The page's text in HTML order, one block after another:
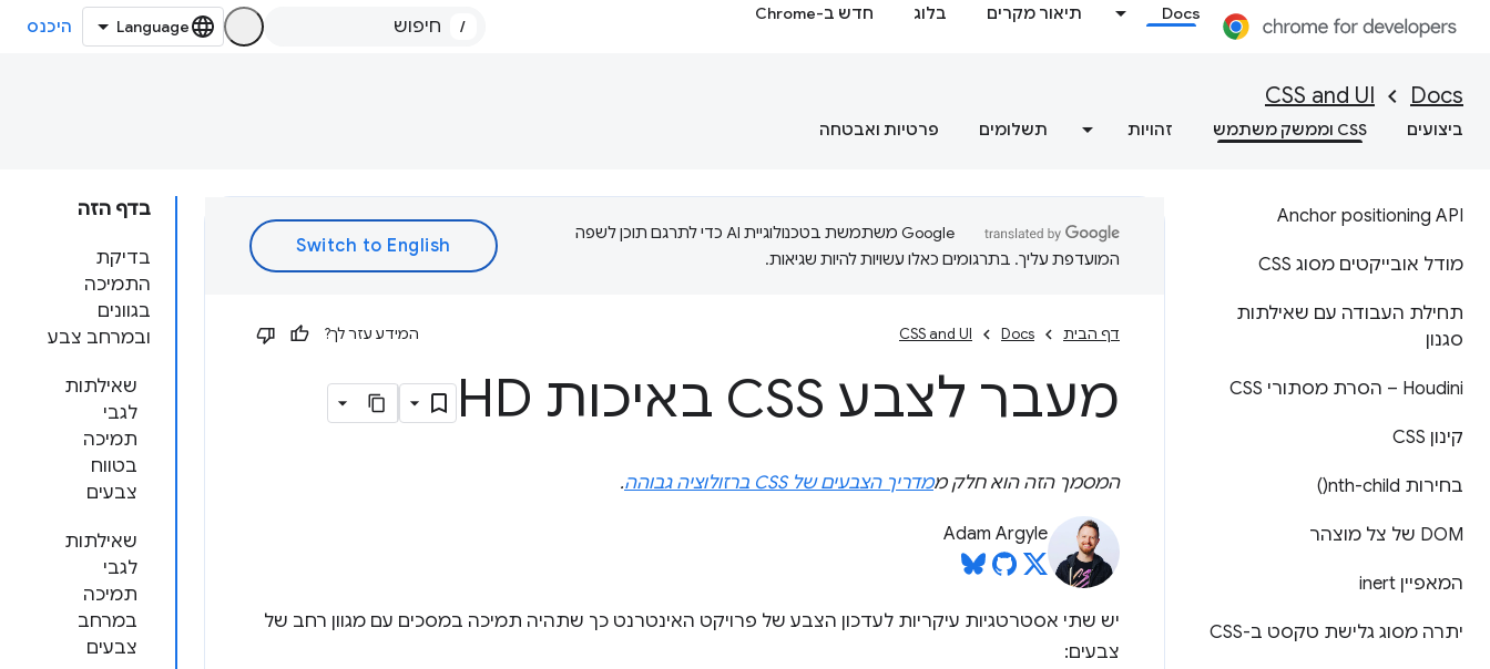
Docs תיאור מקרים בלוג חדש ב-Chrome
/ היכנס
Docs
CSS and UI
ביצועים CSS וממשק משתמש זהויות תשלומים פרטיות ואבטחה
Anchor positioning API
מודל אובייקטים מסוג CSS
תחילת העבודה עם שאילתות
סגנון
Houdini – הסרת מסתורי CSS
קינון CSS
בחירות nth-child(
)
DOM של צל מוצהר
המאפיין inert
יתרה מסוג גלישת טקסט ב-CSS
בדף הזה
בדיקת
התמיכה
בגוונים
ובמרחב צבע
שאילתות
לגבי
תמיכה
בטווח
צבעים
שאילתות
לגבי
תמיכה
במרחב
צבעים
‫Google משתמשת בטכנולוגיית AI כדי לתרגם תוכן לשפה
המועדפת עליך. בתרגומים כאלו עשויות להיות שגיאות.
דף הבית Docs
CSS and UI המידע עזר לך?
מעבר לצבע CSS באיכות HD
המסמך הזה הוא חלק ממדריך הצבעים של CSS ברזולוציה גבוהה .
Adam Argyle
יש שתי אסטרטגיות עיקריות לעדכון הצבע של פרויקט האינטרנט כך שתהיה תמיכה במסכים עם מגוון רחב של
צבעים: